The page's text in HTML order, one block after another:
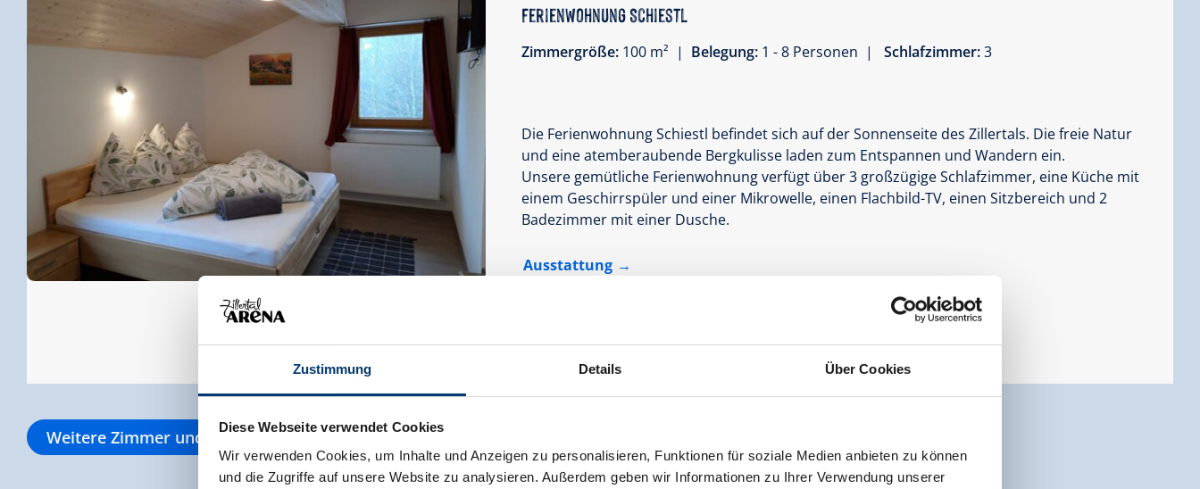
Zustimmung Details Über Cookies
Diese Webseite verwendet Cookies
Wir verwenden Cookies, um Inhalte und Anzeigen zu personalisieren, Funktionen für soziale Medien anbieten zu können
und die Zugriffe auf unsere Website zu analysieren. Außerdem geben wir Informationen zu Ihrer Verwendung unserer
Ferienwohnung Schiestl
Zimmergröße: 100 m² | Belegung: 1 - 8 Personen | Schlafzimmer:3
Die Ferienwohnung Schiestl befindet sich auf der Sonnenseite des Zillertals. Die freie Natur
und eine atemberaubende Bergkulisse laden zum Entspannen und Wandern ein.
Unsere gemütliche Ferienwohnung verfügt über 3 großzügige Schlafzimmer, eine Küche mit
einem Geschirrspüler und einer Mikrowelle, einen Flachbild-TV, einen Sitzbereich und 2
Badezimmer mit einer Dusche.
Ausstattung
Weitere Zimmer und Appartements